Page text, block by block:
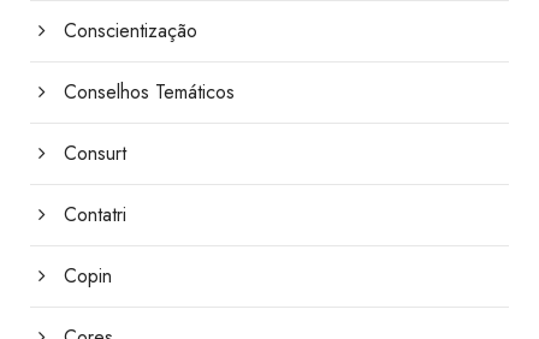
Conscientização
Conselhos Temáticos
Consurt
Contatri
Copin